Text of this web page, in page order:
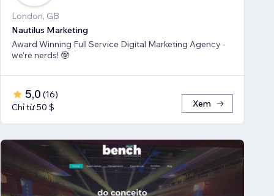
London, GB
Nautilus Marketing
Award Winning Full Service Digital Marketing Agency -
we're nerds! 🤓
5,0 (16)
Chỉ từ 50 $
Xem